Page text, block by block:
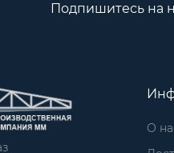
Подпишитесь на
О